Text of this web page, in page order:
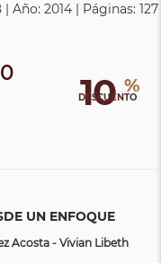
| Año: 2014 | Páginas: 127
10 %
DESCUENTO
UN ENFOQUE
Acosta - Vivian Libeth